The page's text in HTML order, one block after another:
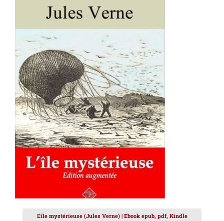
AJOUTER AU PANIER / DÉTAILS
L’île mystérieuse (Jules Verne) | Ebook epub, pdf, Kindle